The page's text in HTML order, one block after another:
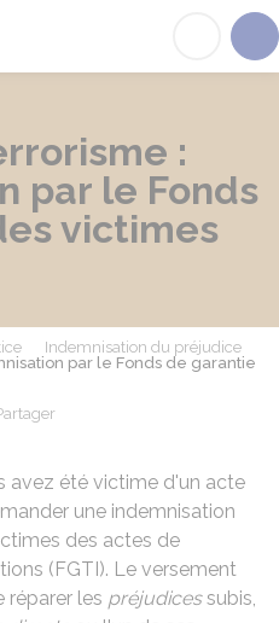
:
par le Fonds
victimes
Indemnisation du préjudice
par le Fonds de garantie
avez été victime d'un acte
une indemnisation
des actes de
(FGTI). Le versement
réparer les préjudicessubis,